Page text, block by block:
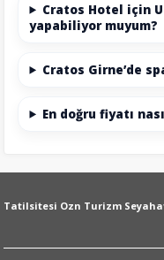
Cratos Hotel için
yapabiliyor muyum?
Cratos Girne’de
En doğru fiyatı
Tatilsitesi Ozn Turizm